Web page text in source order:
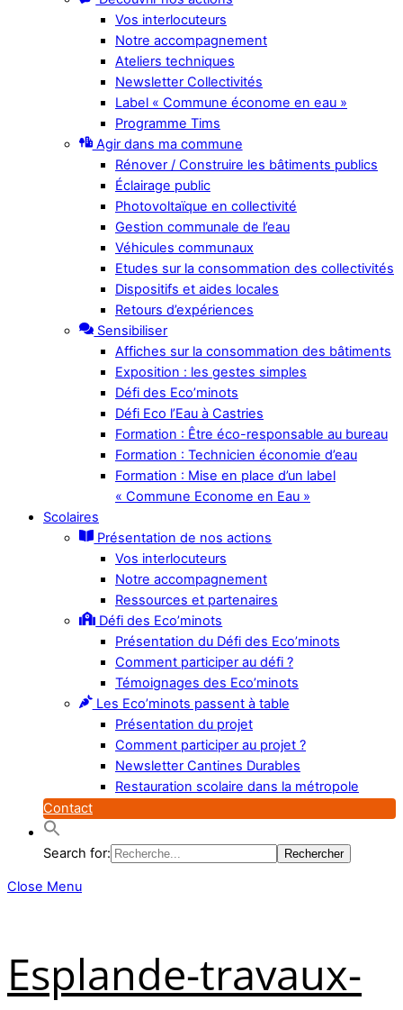
Vos interlocuteurs
Notre accompagnement
Ateliers techniques
Newsletter Collectivités
Label « Commune économe en eau »
Programme Tims
Agir dans ma commune
Rénover / Construire les bâtiments publics
Éclairage public
Photovoltaïque en collectivité
Gestion communale de l’eau
Véhicules communaux
Etudes sur la consommation des collectivités
Dispositifs et aides locales
Retours d’expériences
Sensibiliser
Affiches sur la consommation des bâtiments
Exposition : les gestes simples
Défi des Eco’minots
Défi Eco l’Eau à Castries
Formation : Être éco-responsable au bureau
Formation : Technicien économie d’eau
Formation : Mise en place d’un label
« Commune Econome en Eau »
Scolaires
Présentation de nos actions
Vos interlocuteurs
Notre accompagnement
Ressources et partenaires
Défi des Eco’minots
Présentation du Défi des Eco’minots
Comment participer au défi ?
Témoignages des Eco’minots
Les Eco’minots passent à table
Présentation du projet
Comment participer au projet ?
Newsletter Cantines Durables
Restauration scolaire dans la métropole
Contact
Search for:
Close Menu
Esplande-travaux-